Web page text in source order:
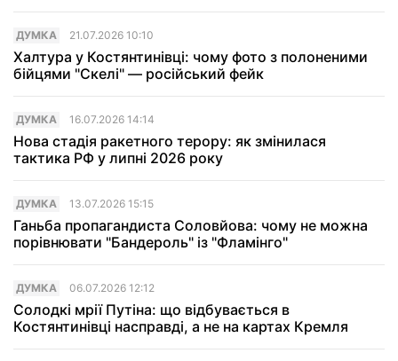
ДУМКА 21.07.2026 10:10
Халтура у Костянтинівці: чому фото з полоненими
бійцями "Скелі" — російський фейк
ДУМКА 16.07.2026 14:14
Нова стадiя ракетного терору: як змінилася
тактика РФ у липні 2026 року
ДУМКА 13.07.2026 15:15
Ганьба пропагандиста Соловйова: чому не можна
порівнювати "Бандероль" із "Фламінго"
ДУМКА 06.07.2026 12:12
Солодкі мрії Путіна: що відбувається в
Костянтинівці насправді, а не на картах Кремля